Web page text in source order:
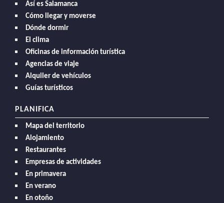
Así es Salamanca
Cómo llegar y moverse
Dónde dormir
El clima
Oficinas de información turística
Agencias de viaje
Alquiler de vehículos
Guías turísticos
PLANIFICA
Mapa del territorio
Alojamiento
Restaurantes
Empresas de actividades
En primavera
En verano
En otoño